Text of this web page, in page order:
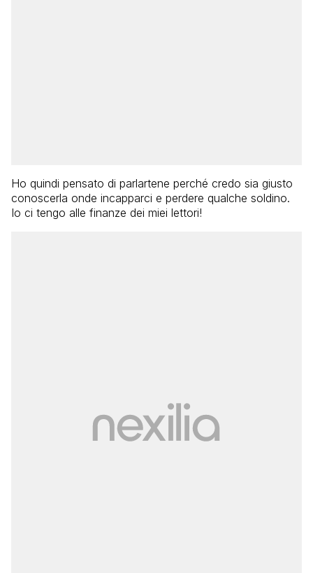
Ho quindi pensato di parlartene perché credo sia giusto
conoscerla onde incapparci e perdere qualche soldino.
Io ci tengo alle finanze dei miei lettori!